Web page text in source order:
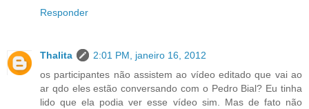
Responder
Thalita
2:01 PM, janeiro 16, 2012
os participantes não assistem ao vídeo editado que vai ao
ar qdo eles estão conversando com o Pedro Bial? Eu tinha
lido que ela podia ver esse vídeo sim. Mas de fato não